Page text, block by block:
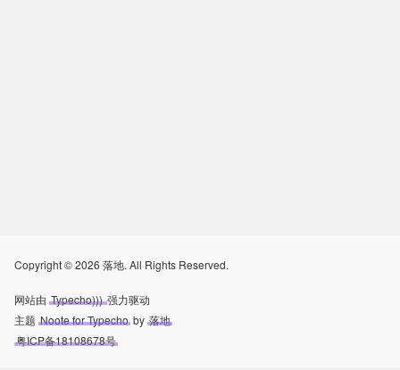
Copyright © 2026 落地. All Rights Reserved.
网站由 Typecho)))强力驱动
主题 Noote for Typecho by 落地
粤ICP备18108678号